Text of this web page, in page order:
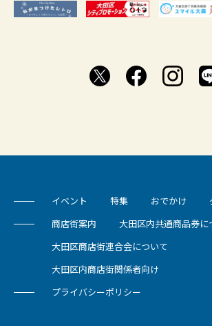
イベント 特集 おでかけ
商店街案内 大田区内共通商品券に
大田区商店街連合会について
大田区内商店街関係者向け
プライバシーポリシー